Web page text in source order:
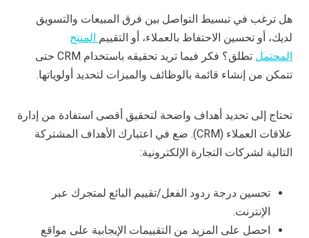
هل ترغب في تبسيط التواصل بين فرق المبيعات والتسويق
لديك، أو تحسين الاحتفاظ بالعملاء، أو التقييم المنتج
المحتمل
تطلق؟ فكر فيما تريد تحقيقه باستخدام CRM حتى
تتمكن من إنشاء قائمة بالوظائف والميزات لتحديد أولوياتها.
تحتاج إلى تحديد أهداف واضحة لتحقيق أقصى استفادة من إدارة
علاقات العملاء (CRM). ضع في اعتبارك الأهداف المشتركة
التالية لشركات التجارة الإلكترونية:
تحسين درجة ردود الفعل/تقييم البائع لمتجرك عبر
الإنترنت.
احصل على المزيد من التقييمات الإيجابية على مواقع